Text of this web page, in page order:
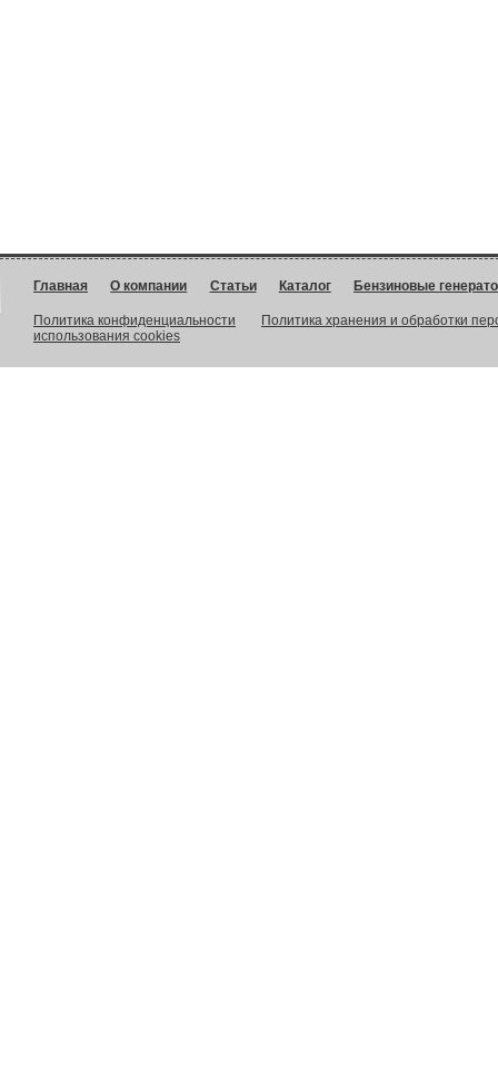
Главная О компании Статьи Каталог Бензиновые
Политика конфиденциальности
Политика хранения и обработки
использования cookies